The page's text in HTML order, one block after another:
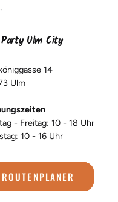
Ulm City
14
Ulm
- Freitag: 10 - 18 Uhr
10 - 16 Uhr
ROUTENPLANER